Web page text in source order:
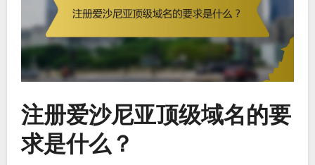
注册爱沙尼亚顶级域名的要
求是什么？